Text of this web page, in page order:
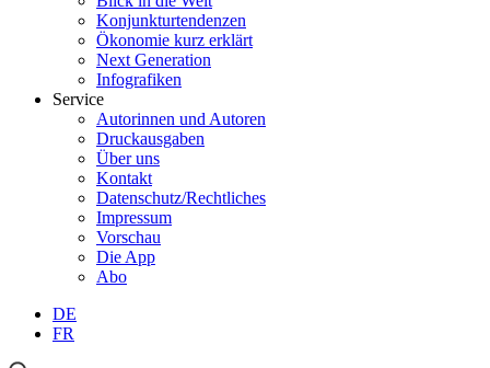
Konjunkturtendenzen
Ökonomie kurz erklärt
Next Generation
Infografiken
Service
Autorinnen und Autoren
Druckausgaben
Über uns
Kontakt
Datenschutz/Rechtliches
Impressum
Vorschau
Die App
Abo
DE
FR